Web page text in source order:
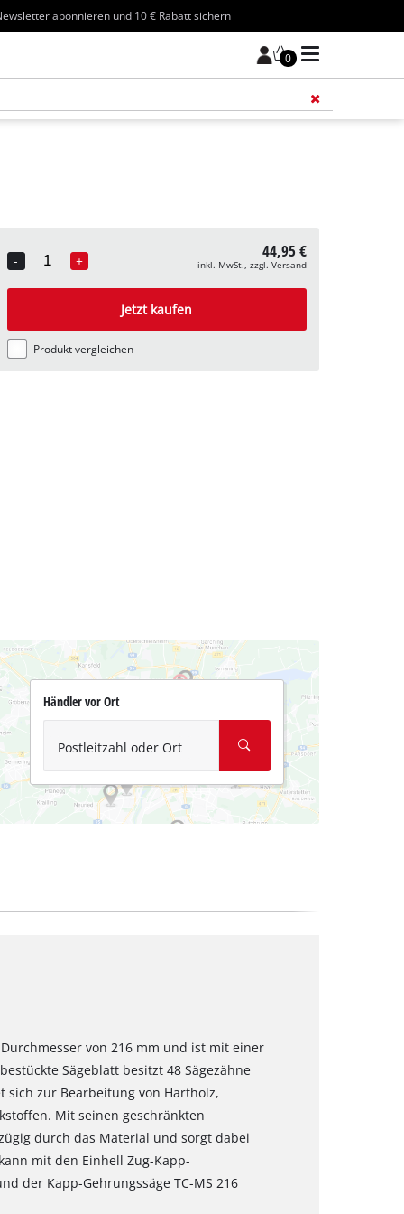
abonnieren und 10 € Rabatt sichern
0
-
Quantity
+ 44,95 €
inkl. MwSt., zzgl. Versand
Jetzt kaufen
Produkt vergleichen
Händler vor Ort
Postleitzahl oder Ort
von 216 mm und ist mit einer
Sägeblatt besitzt 48 Sägezähne
zur Bearbeitung von Hartholz,
Mit seinen geschränkten
durch das Material und sorgt dabei
mit den Einhell Zug-Kapp-
der Kapp-Gehrungssäge TC-MS 216